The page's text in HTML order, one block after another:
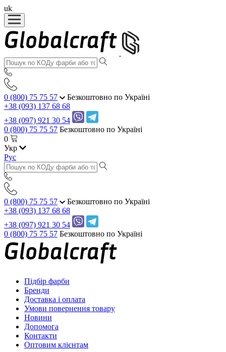
uk
0 (800) 75 75 57
Безкоштовно по Україні
+38 (093) 137 68 68
+38 (097) 921 30 54
0 (800) 75 75 57 Безкоштовно по Україні
0
Укр
Рус
0 (800) 75 75 57
Безкоштовно по Україні
+38 (093) 137 68 68
+38 (097) 921 30 54
0 (800) 75 75 57 Безкоштовно по Україні
Підбір фарби
Бренди
Доставка і оплата
Умови повернення товару
Новини
Допомога
Контакти
Оптовим клієнтам